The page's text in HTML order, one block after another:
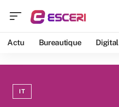
Actu Bureautique Digital
IT